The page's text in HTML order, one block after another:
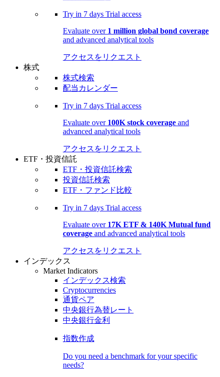
Try in 7 days Trial access
Evaluate over 1 million global bond coverage
and advanced analytical tools
アクセスをリクエスト
株式
株式検索
配当カレンダー
Try in 7 days Trial access
Evaluate over 100K stock coverage and
advanced analytical tools
アクセスをリクエスト
ETF・投資信託
ETF・投資信託検索
投資信託検索
ETF・ファンド比較
Try in 7 days Trial access
Evaluate over 17K ETF & 140K Mutual fund
coverage and advanced analytical tools
アクセスをリクエスト
インデックス
Market Indicators
インデックス検索
Cryptocurrencies
通貨ペア
中央銀行為替レート
中央銀行金利
指数作成
Do you need a benchmark for your specific
needs?